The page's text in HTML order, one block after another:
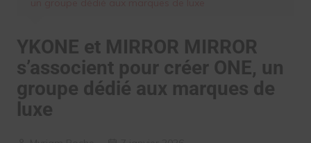
YKONE et MIRROR MIRROR
s’associent pour créer ONE, un
groupe dédié aux marques de
luxe